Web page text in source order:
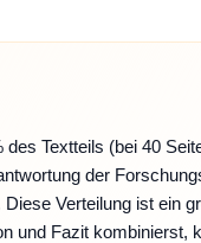
Textteils (bei 40
der
Verteilung ist ein
und Fazit kombinierst,